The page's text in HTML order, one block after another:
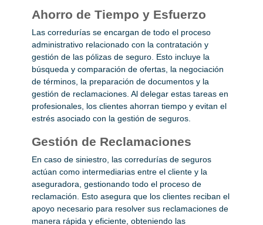
Ahorro de Tiempo y Esfuerzo
Las corredurías se encargan de todo el proceso
administrativo relacionado con la contratación y
gestión de las pólizas de seguro. Esto incluye la
búsqueda y comparación de ofertas, la negociación
de términos, la preparación de documentos y la
gestión de reclamaciones. Al delegar estas tareas en
profesionales, los clientes ahorran tiempo y evitan el
estrés asociado con la gestión de seguros.
Gestión de Reclamaciones
En caso de siniestro, las corredurías de seguros
actúan como intermediarias entre el cliente y la
aseguradora, gestionando todo el proceso de
reclamación. Esto asegura que los clientes reciban el
apoyo necesario para resolver sus reclamaciones de
manera rápida y eficiente, obteniendo las